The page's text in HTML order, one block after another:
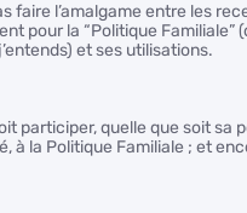
faire l’amalgame entre les
pour la “Politique Familiale”
et ses utilisations.
participer, quelle que soit sa
à la Politique Familiale ; et